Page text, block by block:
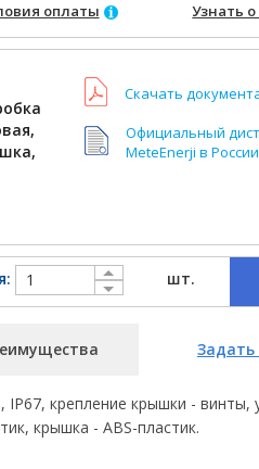
оплаты Узнать
Скачать
Официальный
MeteEnerji в России
шт.
Задать
крепление крышки - винты,
крышка - ABS-пластик.